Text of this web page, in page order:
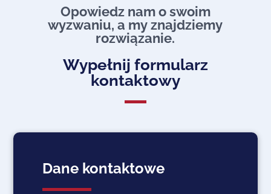
Opowiedz nam o swoim
wyzwaniu, a my znajdziemy
rozwiązanie.​
Wypełnij formularz
kontaktowy
Dane kontaktowe